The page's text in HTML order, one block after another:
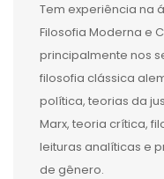
Tem experiência na
Filosofia Moderna e
principalmente nos
filosofia clássica
política, teorias da
Marx, teoria crítica,
leituras analíticas e
de gênero.